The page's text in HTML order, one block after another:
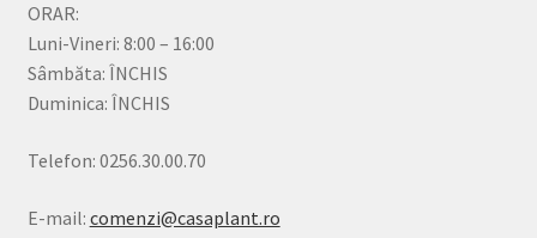
ORAR:
Luni-Vineri: 8:00 – 16:00
Sâmbăta: ÎNCHIS
Duminica: ÎNCHIS
Telefon: 0256.30.00.70
E-mail: comenzi@casaplant.ro